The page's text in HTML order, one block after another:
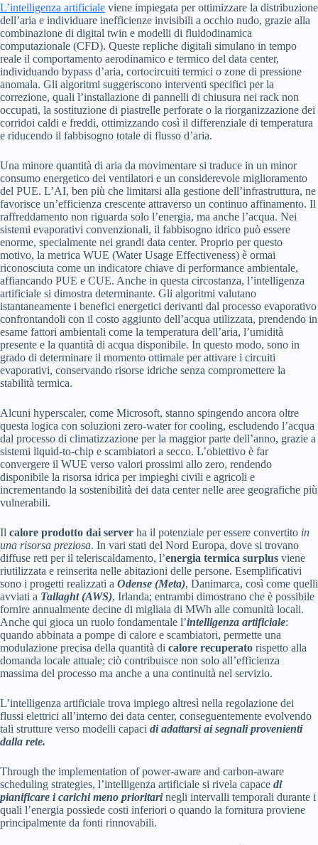
L’intelligenza artificiale viene impiegata per ottimizzare la distribuzione
dell’aria e individuare inefficienze invisibili a occhio nudo, grazie alla
combinazione di digital twin e modelli di fluidodinamica
computazionale (CFD). Queste repliche digitali simulano in tempo
reale il comportamento aerodinamico e termico del data center,
individuando bypass d’aria, cortocircuiti termici o zone di pressione
anomala. Gli algoritmi suggeriscono interventi specifici per la
correzione, quali l’installazione di pannelli di chiusura nei rack non
occupati, la sostituzione di piastrelle perforate o la riorganizzazione dei
corridoi caldi e freddi, ottimizzando così il differenziale di temperatura
e riducendo il fabbisogno totale di flusso d’aria.
Una minore quantità di aria da movimentare si traduce in un minor
consumo energetico dei ventilatori e un considerevole miglioramento
del PUE. L’AI, ben più che limitarsi alla gestione dell’infrastruttura, ne
favorisce un’efficienza crescente attraverso un continuo affinamento. Il
raffreddamento non riguarda solo l’energia, ma anche l’acqua. Nei
sistemi evaporativi convenzionali, il fabbisogno idrico può essere
enorme, specialmente nei grandi data center. Proprio per questo
motivo, la metrica WUE (Water Usage Effectiveness) è ormai
riconosciuta come un indicatore chiave di performance ambientale,
affiancando PUE e CUE. Anche in questa circostanza, l’intelligenza
artificiale si dimostra determinante. Gli algoritmi valutano
istantaneamente i benefici energetici derivanti dal processo evaporativo
confrontandoli con il costo aggiunto dell’acqua utilizzata, prendendo in
esame fattori ambientali come la temperatura dell’aria, l’umidità
presente e la quantità di acqua disponibile. In questo modo, sono in
grado di determinare il momento ottimale per attivare i circuiti
evaporativi, conservando risorse idriche senza compromettere la
stabilità termica.
Alcuni hyperscaler, come Microsoft, stanno spingendo ancora oltre
questa logica con soluzioni zero-water for cooling, escludendo l’acqua
dal processo di climatizzazione per la maggior parte dell’anno, grazie a
sistemi liquid-to-chip e scambiatori a secco. L’obiettivo è far
convergere il WUE verso valori prossimi allo zero, rendendo
disponibile la risorsa idrica per impieghi civili e agricoli e
incrementando la sostenibilità dei data center nelle aree geografiche più
vulnerabili.
Il calore prodotto dai server ha il potenziale per essere convertito in
una risorsa preziosa. In vari stati del Nord Europa, dove si trovano
diffuse reti per il teleriscaldamento, l’energia termica surplus viene
riutilizzata e reinserita nelle abitazioni delle persone. Esemplificativi
sono i progetti realizzati a Odense (Meta), Danimarca, così come quelli
avviati a Tallaght (AWS), Irlanda; entrambi dimostrano che è possibile
fornire annualmente decine di migliaia di MWh alle comunità locali.
Anche qui gioca un ruolo fondamentale l’intelligenza artificiale:
quando abbinata a pompe di calore e scambiatori, permette una
modulazione precisa della quantità di calore recuperato rispetto alla
domanda locale attuale; ciò contribuisce non solo all’efficienza
massima del processo ma anche a una continuità nel servizio.
L’intelligenza artificiale trova impiego altresì nella regolazione dei
flussi elettrici all’interno dei data center, conseguentemente evolvendo
tali strutture verso modelli capaci di adattarsi ai segnali provenienti
dalla rete.
Through the implementation of power-aware and carbon-aware
scheduling strategies, l’intelligenza artificiale si rivela capace di
pianificare i carichi meno prioritarinegli intervalli temporali durante i
quali l’energia possiede costi inferiori o quando la fornitura proviene
principalmente da fonti rinnovabili.